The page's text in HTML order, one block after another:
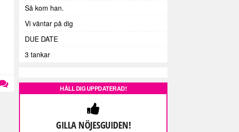
Så kom han.
Vi väntar på dig
DUE DATE
3 tankar
HÅLL DIG UPPDATERAD!
GILLA NÖJESGUIDEN!